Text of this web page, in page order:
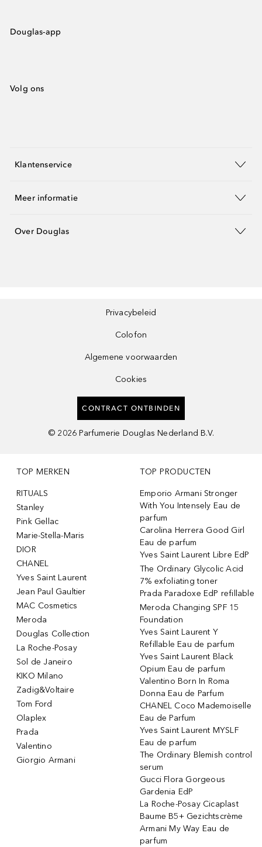
Douglas-app
Volg ons
Klantenservice
Meer informatie
Over Douglas
Privacybeleid
Colofon
Algemene voorwaarden
Cookies
CONTRACT ONTBINDEN
© 2026 Parfumerie Douglas Nederland B.V.
TOP MERKEN
RITUALS
Stanley
Pink Gellac
Marie-Stella-Maris
DIOR
CHANEL
Yves Saint Laurent
Jean Paul Gaultier
MAC Cosmetics
Meroda
Douglas Collection
La Roche-Posay
Sol de Janeiro
KIKO Milano
Zadig&Voltaire
Tom Ford
Olaplex
Prada
Valentino
Giorgio Armani
TOP PRODUCTEN
Emporio Armani Stronger
With You Intensely Eau de
parfum
Carolina Herrera Good Girl
Eau de parfum
Yves Saint Laurent Libre EdP
The Ordinary Glycolic Acid
7% exfoliating toner
Prada Paradoxe EdP refillable
Meroda Changing SPF 15
Foundation
Yves Saint Laurent Y
Refillable Eau de parfum
Yves Saint Laurent Black
Opium Eau de parfum
Valentino Born In Roma
Donna Eau de Parfum
CHANEL Coco Mademoiselle
Eau de Parfum
Yves Saint Laurent MYSLF
Eau de parfum
The Ordinary Blemish control
serum
Gucci Flora Gorgeous
Gardenia EdP
La Roche-Posay Cicaplast
Baume B5+ Gezichtscrème
Armani My Way Eau de
parfum